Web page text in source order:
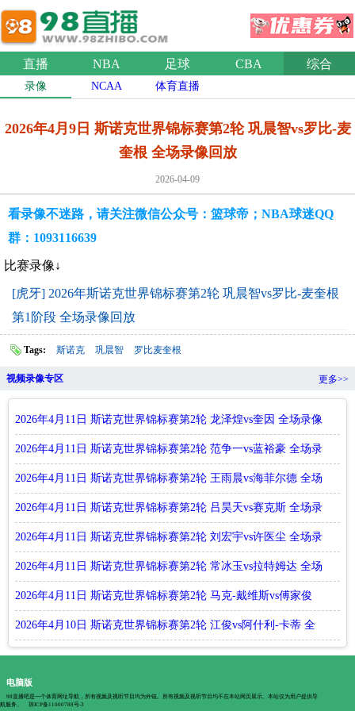
直播 NBA 足球 CBA 综合
录像 NCAA 体育直播
2026年4月9日 斯诺克世界锦标赛第2轮 巩晨智vs罗比-麦
奎根 全场录像回放
2026-04-09
看录像不迷路，请关注微信公众号：篮球帝；NBA球迷QQ
群：1093116639
比赛录像↓
[虎牙] 2026年斯诺克世界锦标赛第2轮 巩晨智vs罗比-麦奎根
第1阶段 全场录像回放
Tags: 斯诺克 巩晨智 罗比麦奎根
视频录像专区 更多>>
2026年4月11日 斯诺克世界锦标赛第2轮 龙泽煌vs奎因 全场录像
回放
2026年4月11日 斯诺克世界锦标赛第2轮 范争一vs蓝裕豪 全场录
像回放
2026年4月11日 斯诺克世界锦标赛第2轮 王雨晨vs海菲尔德 全场
录像回放
2026年4月11日 斯诺克世界锦标赛第2轮 吕昊天vs赛克斯 全场录
像回放
2026年4月11日 斯诺克世界锦标赛第2轮 刘宏宇vs许医尘 全场录
像回放
2026年4月11日 斯诺克世界锦标赛第2轮 常冰玉vs拉特姆达 全场
录像回放
2026年4月11日 斯诺克世界锦标赛第2轮 马克-戴维斯vs傅家俊
全场录像回放
2026年4月10日 斯诺克世界锦标赛第2轮 江俊vs阿什利-卡蒂 全
场录像回放
电脑版
98直播吧是一个体育网址导航，所有视频及视听节目均为外链。所有视频及视听节目均不在本站网页展示。本站仅为用户提供导
航服务。
琼ICP备11000788号-3